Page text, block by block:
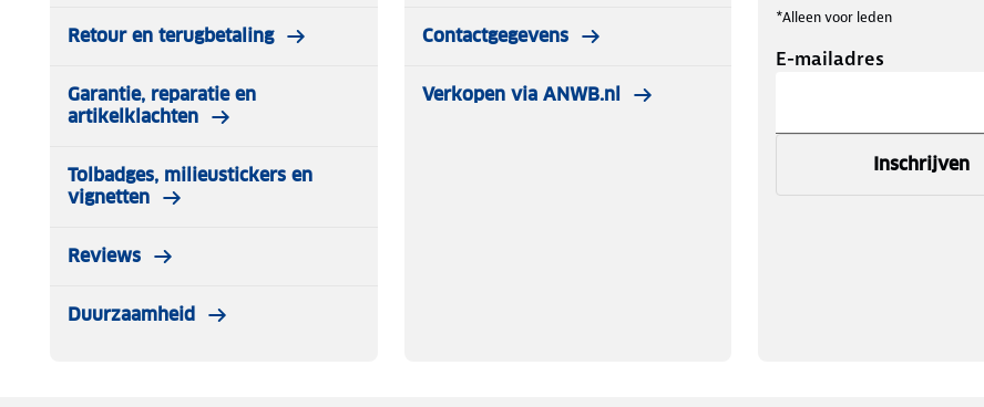
Retour en terugbetaling
Garantie, reparatie en
artikelklachten
Tolbadges, milieustickers en
vignetten
Reviews
Duurzaamheid
Contactgegevens
Verkopen via ANWB.nl
*Alleen voor leden
E-mailadres
Inschrijven